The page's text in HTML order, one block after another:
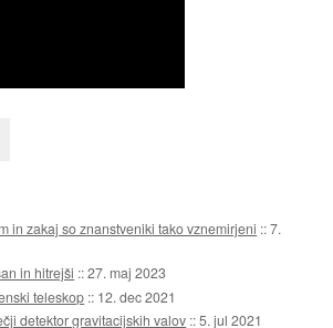
in zakaj so znanstveniki tako vznemirjeni ::7.
in hitrejši ::27. maj 2023
teleskop :: 12. dec 2021
detektor gravitacijskih valov ::5. jul 2021